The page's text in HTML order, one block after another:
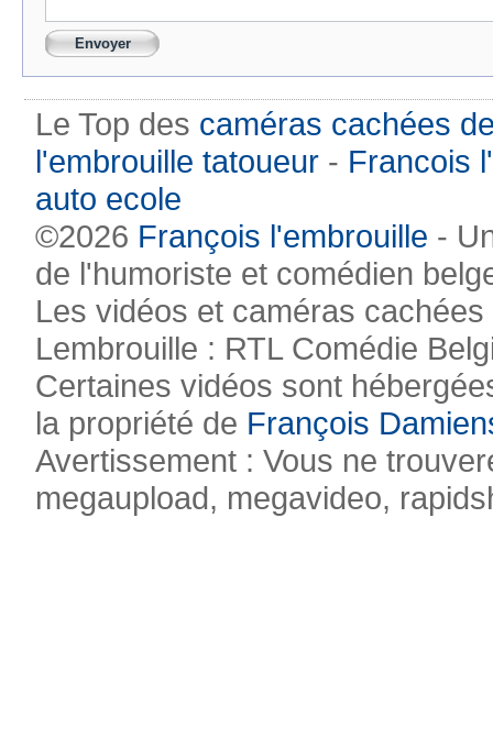
Le Top des caméras cachées
l'embrouille tatoueur - Francois
auto ecole
©2026 François l'embrouille -
de l'humoriste et comédien
Les vidéos et caméras
Lembrouille : RTL Comédie
Certaines vidéos sont
la propriété de François
Avertissement : Vous ne
megaupload, megavideo,